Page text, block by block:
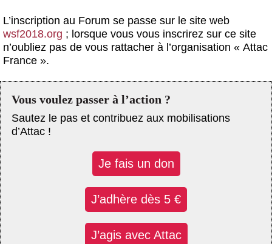
L’inscription au Forum se passe sur le site web
wsf2018.org ; lorsque vous vous inscrirez sur ce site
n’oubliez pas de vous rattacher à l’organisation « Attac
France ».
Vous voulez passer à l’action ?
Sautez le pas et contribuez aux mobilisations
d’Attac !
Je fais un don
J’adhère dès 5 €
J’agis avec Attac